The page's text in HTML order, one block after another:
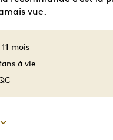
mois
à vie
vue.